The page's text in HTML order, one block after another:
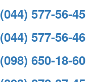
(044) 577-56-45
(044) 577-56-46
(098) 650-18-60